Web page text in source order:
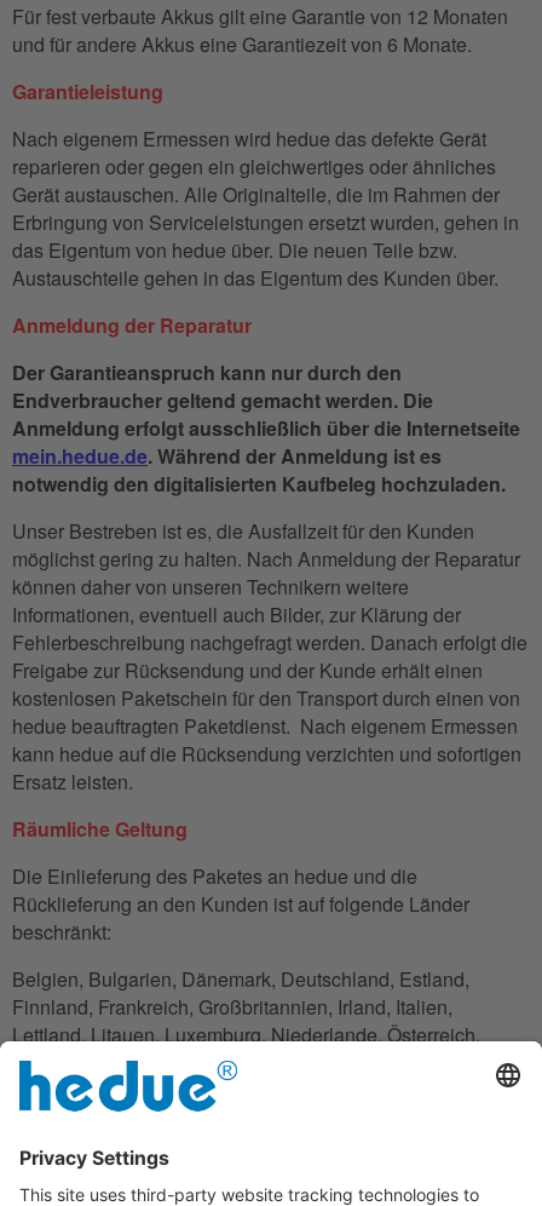
Für fest verbaute Akkus gilt eine Garantie von 12 Monaten
und für andere Akkus eine Garantiezeit von 6 Monate.
Garantieleistung
Nach eigenem Ermessen wird hedue das defekte Gerät
reparieren oder gegen ein gleichwertiges oder ähnliches
Gerät austauschen. Alle Originalteile, die im Rahmen der
Erbringung von Serviceleistungen ersetzt wurden, gehen in
das Eigentum von hedue über. Die neuen Teile bzw.
Austauschteile gehen in das Eigentum des Kunden über.
Anmeldung der Reparatur
Der Garantieanspruch kann nur durch den
Endverbraucher geltend gemacht werden. Die
Anmeldung erfolgt ausschließlich über die Internetseite
mein.hedue.de. Während der Anmeldung ist es
notwendig den digitalisierten Kaufbeleg hochzuladen.
Unser Bestreben ist es, die Ausfallzeit für den Kunden
möglichst gering zu halten. Nach Anmeldung der Reparatur
können daher von unseren Technikern weitere
Informationen, eventuell auch Bilder, zur Klärung der
Fehlerbeschreibung nachgefragt werden. Danach erfolgt die
Freigabe zur Rücksendung und der Kunde erhält einen
kostenlosen Paketschein für den Transport durch einen von
hedue beauftragten Paketdienst. Nach eigenem Ermessen
kann hedue auf die Rücksendung verzichten und sofortigen
Ersatz leisten.
Räumliche Geltung
Die Einlieferung des Paketes an hedue und die
Rücklieferung an den Kunden ist auf folgende Länder
beschränkt:
Belgien, Bulgarien, Dänemark, Deutschland, Estland,
Finnland, Frankreich, Großbritannien, Irland, Italien,
Lettland, Litauen, Luxemburg, Niederlande, Österreich,
Polen, Rumänien, Slowakei, Slowenien, Spanien,
Tschechien, Ungarn, Zypern.
kann er sich auch hilfsweise einer Adresse bedienen, über
die der Versand zuverlässig abgewickelt werden kann.